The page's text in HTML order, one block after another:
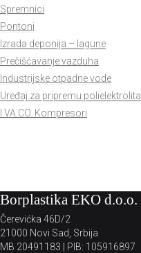
Spremnici
Pontoni
Izrada deponija – lagune
Prečišćavanje vazduha
Industrijske otpadne vode
Uređaj za pripremu polielektrolita
I.VA.CO. Kompresori
Borplastika EKO d.o.o.
Čerevićka 46D/2
21000 Novi Sad, Srbija
MB 20491183 | PIB: 105916897